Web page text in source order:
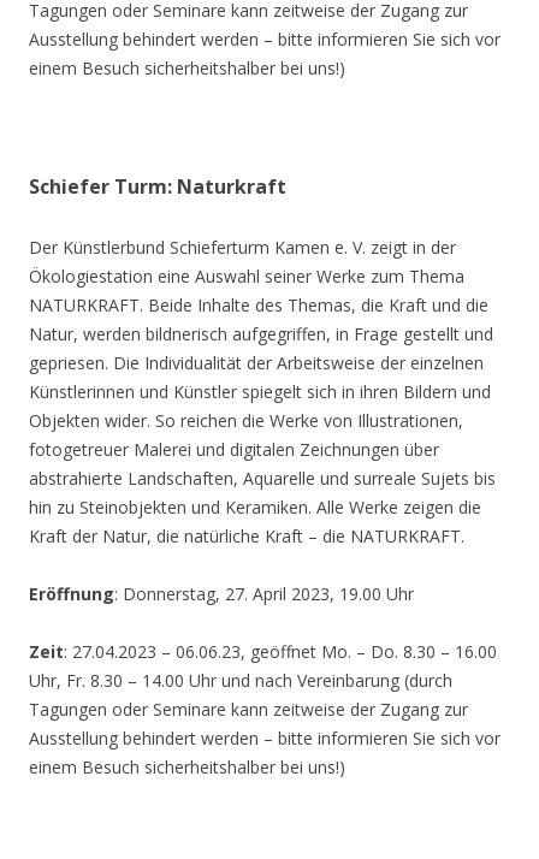
Tagungen oder Seminare kann zeitweise der Zugang zur
Ausstellung behindert werden – bitte informieren Sie sich vor
einem Besuch sicherheitshalber bei uns!)
Schiefer Turm: Naturkraft
Der Künstlerbund Schieferturm Kamen e. V. zeigt in der
Ökologiestation eine Auswahl seiner Werke zum Thema
NATURKRAFT. Beide Inhalte des Themas, die Kraft und die
Natur, werden bildnerisch aufgegriffen, in Frage gestellt und
gepriesen. Die Individualität der Arbeitsweise der einzelnen
Künstlerinnen und Künstler spiegelt sich in ihren Bildern und
Objekten wider. So reichen die Werke von Illustrationen,
fotogetreuer Malerei und digitalen Zeichnungen über
abstrahierte Landschaften, Aquarelle und surreale Sujets bis
hin zu Steinobjekten und Keramiken. Alle Werke zeigen die
Kraft der Natur, die natürliche Kraft – die NATURKRAFT.
Eröffnung: Donnerstag, 27. April 2023, 19.00 Uhr
Zeit: 27.04.2023 – 06.06.23, geöffnet Mo. – Do. 8.30 – 16.00
Uhr, Fr. 8.30 – 14.00 Uhr und nach Vereinbarung (durch
Tagungen oder Seminare kann zeitweise der Zugang zur
Ausstellung behindert werden – bitte informieren Sie sich vor
einem Besuch sicherheitshalber bei uns!)